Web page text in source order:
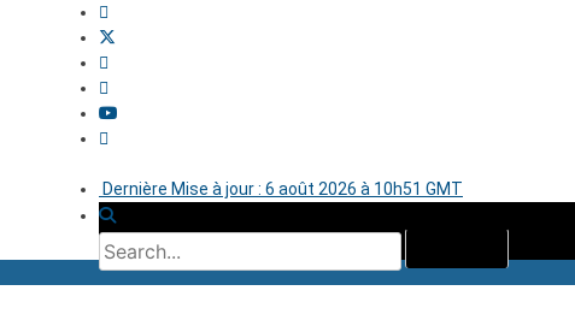
Dernière Mise à jour : 6 août 2026 à 10h51 GMT